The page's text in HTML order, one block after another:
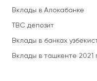
Вклады в Алокабанке
TBC депозит
Вклады в банках
Вклады в ташкенте 2021